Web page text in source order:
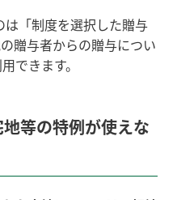
「制度を選択した贈与
贈与者からの贈与につい
できます。
等の特例が使えな